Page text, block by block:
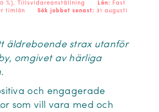
%), Tillsvidareanställning
Lön:
Fast
timlön
Sök jobbet senast: 31 augusti
äldreboende strax utanför
omgivet av härliga
och engagerade
som vill vara med och